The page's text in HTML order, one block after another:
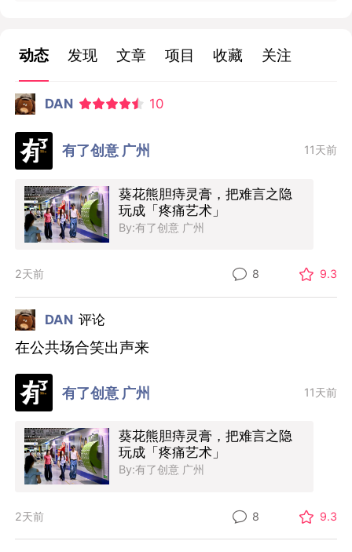
动态 发现 文章 项目 收藏 关注
DAN 10
有了创意 广州 11天前
葵花熊胆痔灵膏，把难言之隐
玩成「疼痛艺术」
By:有了创意 广州
2天前 8 9.3
DAN 评论
在公共场合笑出声来
有了创意 广州 11天前
葵花熊胆痔灵膏，把难言之隐
玩成「疼痛艺术」
By:有了创意 广州
2天前 8 9.3